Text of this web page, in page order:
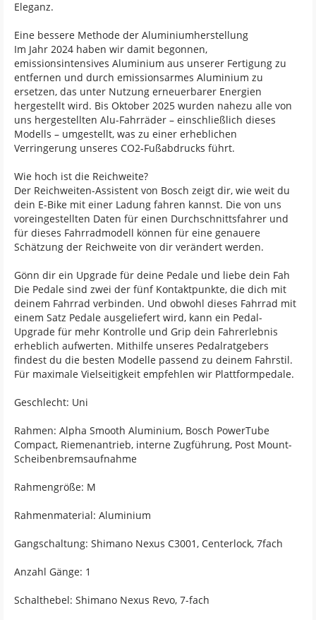
Eleganz.
Eine bessere Methode der Aluminiumherstellung
Im Jahr 2024 haben wir damit begonnen,
emissionsintensives Aluminium aus unserer Fertigung zu
entfernen und durch emissionsarmes Aluminium zu
ersetzen, das unter Nutzung erneuerbarer Energien
hergestellt wird. Bis Oktober 2025 wurden nahezu alle von
uns hergestellten Alu-Fahrräder – einschließlich dieses
Modells – umgestellt, was zu einer erheblichen
Verringerung unseres CO2-Fußabdrucks führt.
Wie hoch ist die Reichweite?
Der Reichweiten-Assistent von Bosch zeigt dir, wie weit du
dein E-Bike mit einer Ladung fahren kannst. Die von uns
voreingestellten Daten für einen Durchschnittsfahrer und
für dieses Fahrradmodell können für eine genauere
Schätzung der Reichweite von dir verändert werden.
Gönn dir ein Upgrade für deine Pedale und liebe dein Fah
Die Pedale sind zwei der fünf Kontaktpunkte, die dich mit
deinem Fahrrad verbinden. Und obwohl dieses Fahrrad mit
einem Satz Pedale ausgeliefert wird, kann ein Pedal-
Upgrade für mehr Kontrolle und Grip dein Fahrerlebnis
erheblich aufwerten. Mithilfe unseres Pedalratgebers
findest du die besten Modelle passend zu deinem Fahrstil.
Für maximale Vielseitigkeit empfehlen wir Plattformpedale.
Geschlecht: Uni
Rahmen: Alpha Smooth Aluminium, Bosch PowerTube
Compact, Riemenantrieb, interne Zugführung, Post Mount-
Scheibenbremsaufnahme
Rahmengröße: M
Rahmenmaterial: Aluminium
Gangschaltung: Shimano Nexus C3001, Centerlock, 7fach
Anzahl Gänge: 1
Schalthebel: Shimano Nexus Revo, 7-fach